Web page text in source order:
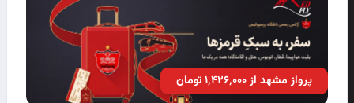
پرواز مشهد از ۱٬۴۲۶٬۰۰۰ تومان